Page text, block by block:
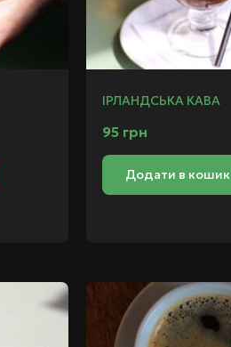
ІРЛАНДСЬКА КАВА
95 грн
Додати в кошик